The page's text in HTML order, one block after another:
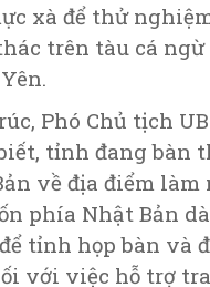
xà để thử
trên tàu cá ngừ
Phó Chủ tịch
tỉnh đang bàn
về địa điểm làm
phía Nhật Bản
tỉnh họp bàn và
với việc hỗ trợ